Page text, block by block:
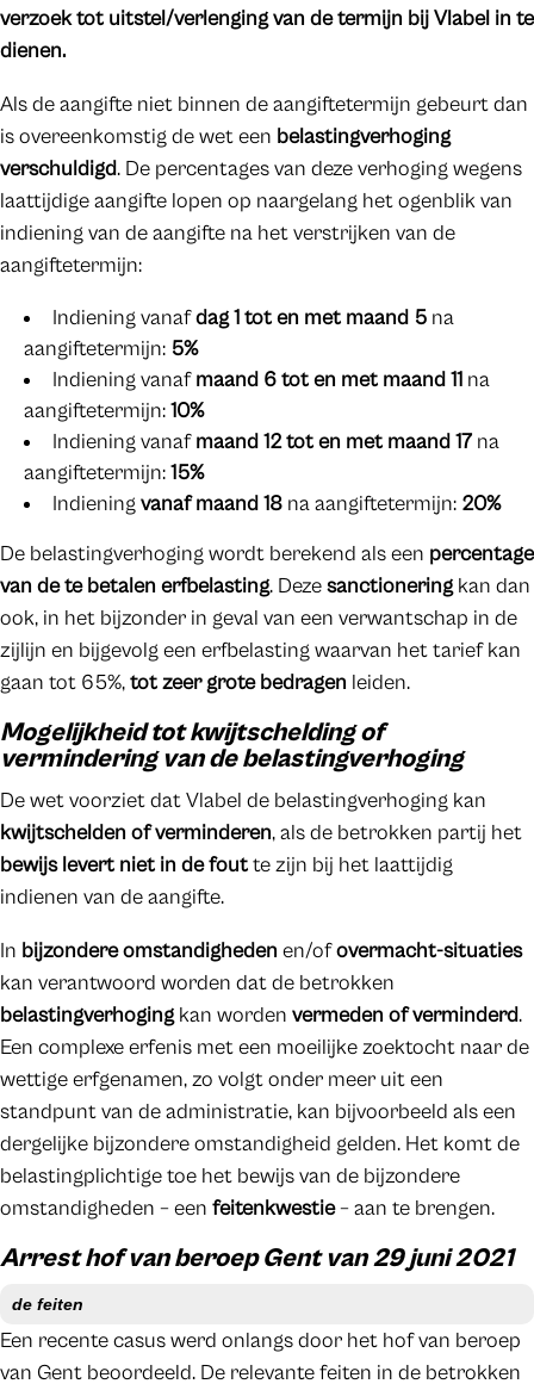
verzoek tot uitstel/verlenging van de termijn bij Vlabel in te
dienen.
Als de aangifte niet binnen de aangiftetermijn gebeurt dan
is overeenkomstig de wet een belastingverhoging
verschuldigd. De percentages van deze verhoging wegens
laattijdige aangifte lopen op naargelang het ogenblik van
indiening van de aangifte na het verstrijken van de
aangiftetermijn:
Indiening vanafdag 1 tot en met maand 5 na
aangiftetermijn: 5%
Indiening vanafmaand 6 tot en met maand 11 na
aangiftetermijn:10%
Indiening vanafmaand 12 tot en met maand 17 na
aangiftetermijn:15%
Indieningvanaf maand 18 na aangiftetermijn: 20%
De belastingverhoging wordt berekend als een percentage
van de te betalen erfbelasting. Dezesanctioneringkan dan
ook, in het bijzonder in geval van een verwantschap in de
zijlijn en bijgevolg een erfbelasting waarvan het tarief kan
gaan tot 65%,tot zeer grote bedragen leiden.
Mogelijkheid tot kwijtschelding of
vermindering van de belastingverhoging
De wet voorziet dat Vlabel de belastingverhoging kan
kwijtschelden of verminderen, als de betrokken partij het
bewijs levert niet in de foutte zijn bij het laattijdig
indienen van de aangifte.
In bijzondere omstandigheden en/ofovermacht-situaties
kan verantwoord worden dat de betrokken
belastingverhogingkan worden vermeden of verminderd.
Een complexe erfenis met een moeilijke zoektocht naar de
wettige erfgenamen, zo volgt onder meer uit een
standpunt van de administratie, kan bijvoorbeeld als een
dergelijke bijzondere omstandigheid gelden. Het komt de
belastingplichtige toe het bewijs van de bijzondere
omstandigheden – een feitenkwestie– aan te brengen.
Arrest hof van beroep Gent van 29 juni 2021
de feiten
Een recente casus werd onlangs door het hof van beroep
van Gent beoordeeld. De relevante feiten in de betrokken